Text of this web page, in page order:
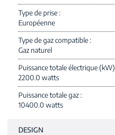
Type de prise
Européenne
Type de gaz compatible
Gaz naturel
Puissance totale électrique (kW)
2200.0 watts
Puissance totale gaz
10400.0 watts
DESIGN